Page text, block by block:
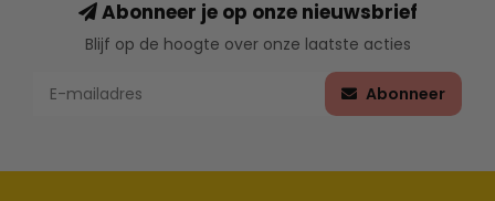
Abonneer je op onze nieuwsbrief
Blijf op de hoogte over onze laatste acties
Abonneer